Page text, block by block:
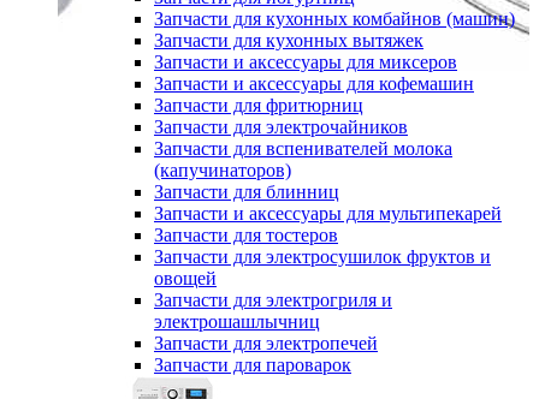
Запчасти для кухонных комбайнов (машин)
Запчасти для кухонных вытяжек
Запчасти и аксессуары для миксеров
Запчасти и аксессуары для кофемашин
Запчасти для фритюрниц
Запчасти для электрочайников
Запчасти для вспенивателей молока
(капучинаторов)
Запчасти для блинниц
Запчасти и аксессуары для мультипекарей
Запчасти для тостеров
Запчасти для электросушилок фруктов и
овощей
Запчасти для электрогриля и
электрошашлычниц
Запчасти для электропечей
Запчасти для пароварок